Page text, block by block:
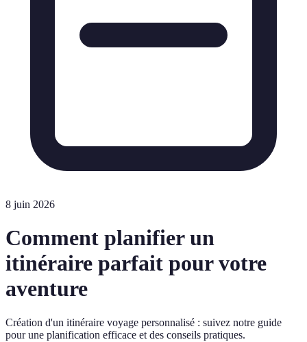
8 juin 2026
Comment planifier un
itinéraire parfait pour votre
aventure
Création d'un itinéraire voyage personnalisé : suivez notre guide
pour une planification efficace et des conseils pratiques.